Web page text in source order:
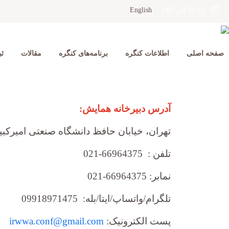
English
صفحه اصلی اطلاعات کنگره برنامه‌های کنگره مقالات
آدرس دبیرخانه همایش:
تهران، خیابان حافظ دانشگاه صنعتی
تلفن : 66964375-021
نمابر: 66964375-021
تلگرام/واتساپ/ایتا/بله: 09918971475
پست الکترونیک: irwwa.conf@gmail.com